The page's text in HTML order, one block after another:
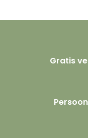
Gratis